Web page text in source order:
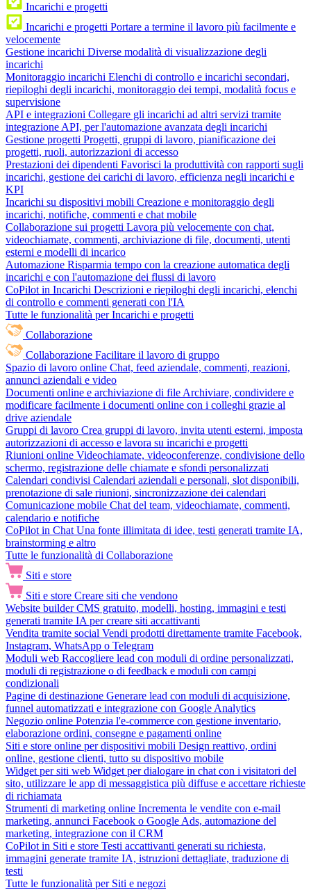
Incarichi e progetti
Incarichi e progetti Portare a termine il lavoro più facilmente e
velocemente
Gestione incarichi Diverse modalità di visualizzazione degli
incarichi
Monitoraggio incarichi Elenchi di controllo e incarichi secondari,
riepiloghi degli incarichi, monitoraggio dei tempi, modalità focus e
supervisione
API e integrazioni Collegare gli incarichi ad altri servizi tramite
integrazione API, per l'automazione avanzata degli incarichi
Gestione progetti Progetti, gruppi di lavoro, pianificazione dei
progetti, ruoli, autorizzazioni di accesso
Prestazioni dei dipendenti Favorisci la produttività con rapporti sugli
incarichi, gestione dei carichi di lavoro, efficienza negli incarichi e
KPI
Incarichi su dispositivi mobili Creazione e monitoraggio degli
incarichi, notifiche, commenti e chat mobile
Collaborazione sui progetti Lavora più velocemente con chat,
videochiamate, commenti, archiviazione di file, documenti, utenti
esterni e modelli di incarico
Automazione Risparmia tempo con la creazione automatica degli
incarichi e con l'automazione dei flussi di lavoro
CoPilot in Incarichi Descrizioni e riepiloghi degli incarichi, elenchi
di controllo e commenti generati con l'IA
Tutte le funzionalità per Incarichi e progetti
Collaborazione
Collaborazione Facilitare il lavoro di gruppo
Spazio di lavoro online Chat, feed aziendale, commenti, reazioni,
annunci aziendali e video
Documenti online e archiviazione di file Archiviare, condividere e
modificare facilmente i documenti online con i colleghi grazie al
drive aziendale
Gruppi di lavoro Crea gruppi di lavoro, invita utenti esterni, imposta
autorizzazioni di accesso e lavora su incarichi e progetti
Riunioni online Videochiamate, videoconferenze, condivisione dello
schermo, registrazione delle chiamate e sfondi personalizzati
Calendari condivisi Calendari aziendali e personali, slot disponibili,
prenotazione di sale riunioni, sincronizzazione dei calendari
Comunicazione mobile Chat del team, videochiamate, commenti,
calendario e notifiche
CoPilot in Chat Una fonte illimitata di idee, testi generati tramite IA,
brainstorming e altro
Tutte le funzionalità di Collaborazione
Siti e store
Siti e store Creare siti che vendono
Website builder CMS gratuito, modelli, hosting, immagini e testi
generati tramite IA per creare siti accattivanti
Vendita tramite social Vendi prodotti direttamente tramite Facebook,
Instagram, WhatsApp o Telegram
Moduli web Raccogliere lead con moduli di ordine personalizzati,
moduli di registrazione o di feedback e moduli con campi
condizionali
Pagine di destinazione Generare lead con moduli di acquisizione,
funnel automatizzati e integrazione con Google Analytics
Negozio online Potenzia l'e-commerce con gestione inventario,
elaborazione ordini, consegne e pagamenti online
Siti e store online per dispositivi mobili Design reattivo, ordini
online, gestione clienti, tutto su dispositivo mobile
Widget per siti web Widget per dialogare in chat con i visitatori del
sito, utilizzare le app di messaggistica più diffuse e accettare richieste
di richiamata
Strumenti di marketing online Incrementa le vendite con e-mail
marketing, annunci Facebook o Google Ads, automazione del
marketing, integrazione con il CRM
CoPilot in Siti e store Testi accattivanti generati su richiesta,
immagini generate tramite IA, istruzioni dettagliate, traduzione di
testi
Tutte le funzionalità per Siti e negozi